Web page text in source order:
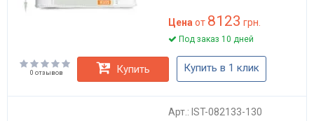
Цена от 8123 грн.
Под заказ 10 дней
0 отзывов Купить Купить в 1 клик
Арт.: IST-082133-130